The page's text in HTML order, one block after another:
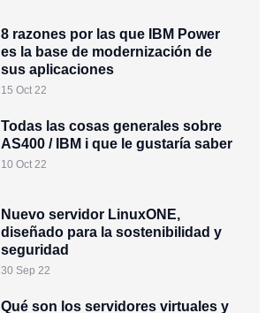
8 razones por las que IBM Power
es la base de modernización de
sus aplicaciones
15 Oct 22
Todas las cosas generales sobre
AS400 / IBM i que le gustaría saber
10 Oct 22
Nuevo servidor LinuxONE,
diseñado para la sostenibilidad y
seguridad
30 Sep 22
Qué son los servidores virtuales y